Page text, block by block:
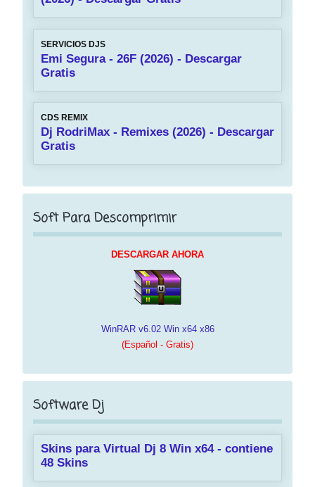
SERVICIOS DJS
Emi Segura - 26F (2026) - Descargar
Gratis
CDS REMIX
Dj RodriMax - Remixes (2026) - Descargar
Gratis
Soft Para Descomprimir
DESCARGAR AHORA
WinRAR v6.02 Win x64 x86
(Español - Gratis)
Software Dj
Skins para Virtual Dj 8 Win x64 - contiene
48 Skins